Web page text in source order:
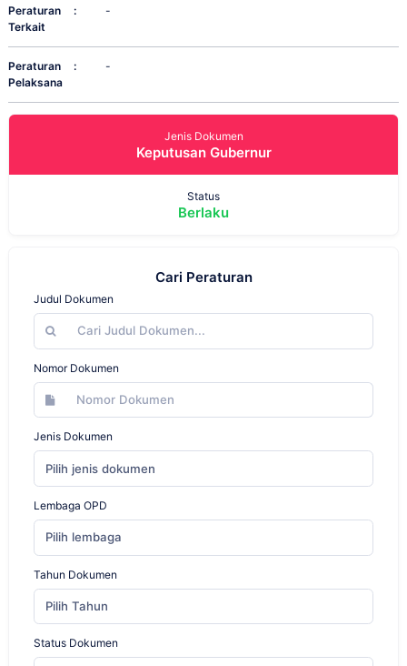
Peraturan
Terkait
: -
Peraturan
Pelaksana
: -
Jenis Dokumen
Keputusan Gubernur
Status
Berlaku
Cari Peraturan
Judul Dokumen
Nomor Dokumen
Jenis Dokumen
Pilih jenis dokumen
Lembaga OPD
Pilih lembaga
Tahun Dokumen
Pilih Tahun
Status Dokumen